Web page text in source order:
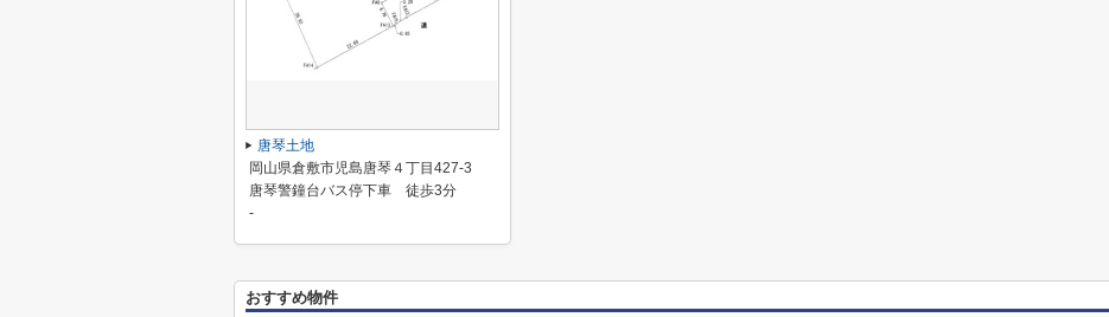
唐琴土地
岡山県倉敷市児島唐琴４丁目427-3
唐琴警鐘台バス停下車 徒歩3分
-
おすすめ物件